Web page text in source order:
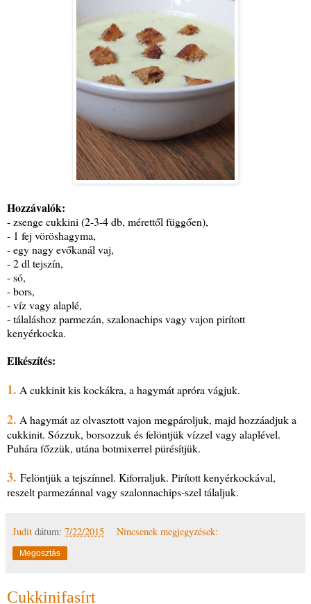
Hozzávalók:
- zsenge cukkini (2-3-4 db, mérettől függően),
- 1 fej vöröshagyma,
- egy nagy evőkanál vaj,
- 2 dl tejszín,
- só,
- bors,
- víz vagy alaplé,
- tálaláshoz parmezán, szalonachips vagy vajon pirított
kenyérkocka.
Elkészítés:
1. A cukkinit kis kockákra, a hagymát apróra vágjuk.
2. A hagymát az olvasztott vajon megpároljuk, majd hozzáadjuk a
cukkinit. Sózzuk, borsozzuk és felöntjük vízzel vagy alaplével.
Puhára főzzük, utána botmixerrel pürésítjük.
3. Felöntjük a tejszínnel. Kiforraljuk. Pirított kenyérkockával,
reszelt parmezánnal vagy szalonnachips-szel tálaljuk.
Judit dátum: 7/22/2015 Nincsenek megjegyzések:
Megosztás
Cukkinifasírt